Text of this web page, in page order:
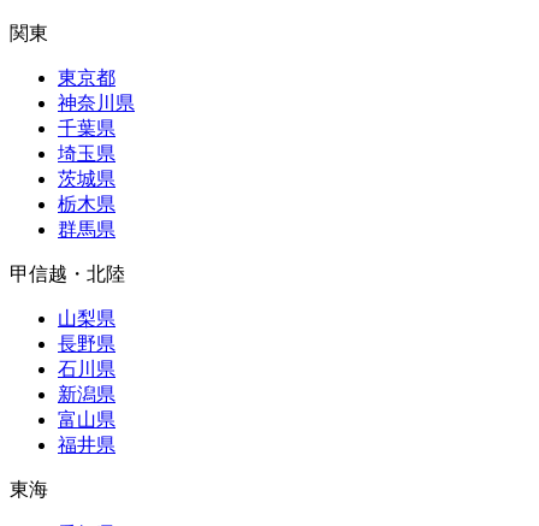
関東
東京都
神奈川県
千葉県
埼玉県
茨城県
栃木県
群馬県
甲信越・北陸
山梨県
長野県
石川県
新潟県
富山県
福井県
東海